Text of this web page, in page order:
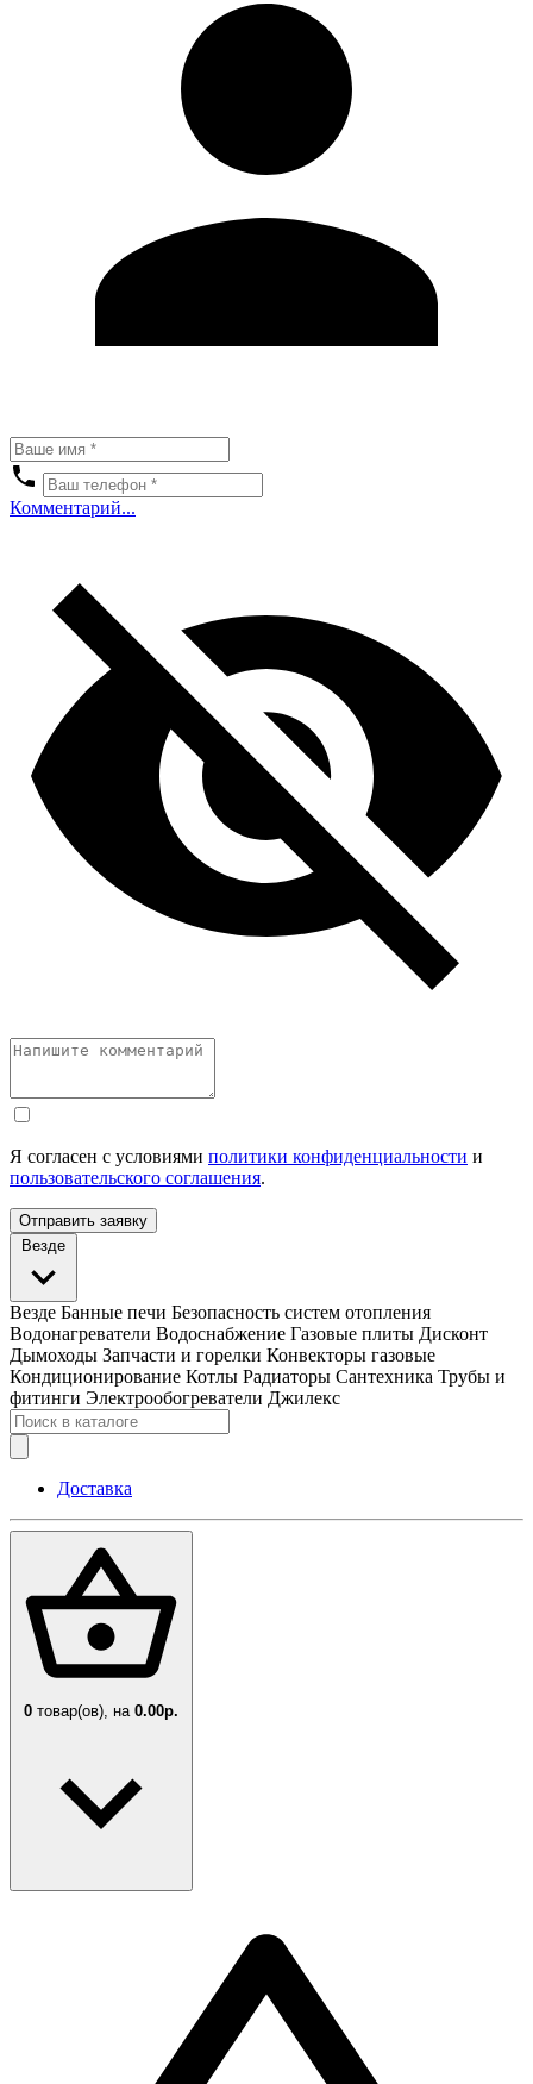
Комментарий...
Я согласен с условиями политики конфиденциальности и
пользовательского соглашения.
Отправить заявку
Везде
Везде Банные печи Безопасность систем отопления
Водонагреватели Водоснабжение Газовые плиты Дисконт
Дымоходы Запчасти и горелки Конвекторы газовые
Кондиционирование Котлы Радиаторы Сантехника Трубы и
фитинги Электрообогреватели Джилекс
Доставка
0 товар(ов), на 0.00р.